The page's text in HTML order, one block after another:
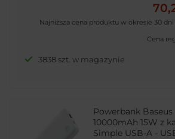
Najniższa cena produktu w okresie 30
Cena
3838 szt. w magazynie
Powerbank
10000mAh 15W z
Simple USB-A -